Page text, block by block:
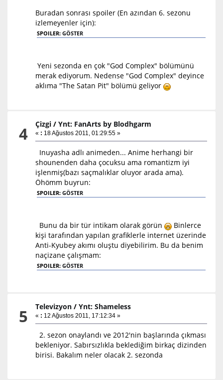
Buradan sonrası spoiler (En azından 6. sezonu
izlemeyenler için):
SPOILER:GÖSTER
Yeni sezonda en çok "God Complex" bölümünü
merak ediyorum. Nedense "God Complex" deyince
aklıma "The Satan Pit" bölümü geliyor
4 Çizgi /Ynt: FanArts by Blodhgarm
« : 18 Ağustos 2011, 01:29:55 »
Inuyasha adlı animeden... Anime herhangi bir
shounenden daha çocuksu ama romantizm iyi
işlenmiş(bazı saçmalıklar oluyor arada ama).
Öhömm buyrun:
SPOILER:GÖSTER
Bunu da bir tür intikam olarak görün
Binlerce
kişi tarafından yapılan grafiklerle internet üzerinde
Anti-Kyubey akımı oluştu diyebilirim. Bu da benim
naçizane çalışmam:
SPOILER:GÖSTER
5 Televizyon /Ynt: Shameless
« : 12 Ağustos 2011, 17:12:34 »
2. sezon onaylandı ve 2012'nin başlarında çıkması
bekleniyor. Sabırsızlıkla beklediğim birkaç dizinden
birisi. Bakalım neler olacak 2. sezonda